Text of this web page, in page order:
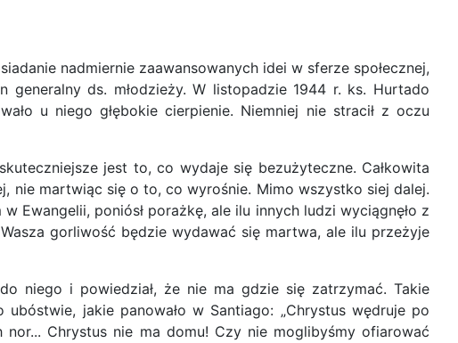
nadmiernie zaawansowanych idei w sferze społecznej,
ds. młodzieży. W listopadzie 1944 r. ks. Hurtado
u niego głębokie cierpienie. Niemniej nie stracił z oczu
jest to, co wydaje się bezużyteczne. Całkowita
nie martwiąc się o to, co wyrośnie. Mimo wszystko siej dalej.
Ewangelii, poniósł porażkę, ale ilu innych ludzi wyciągnęło z
gorliwość będzie wydawać się martwa, ale ilu przeżyje
niego i powiedział, że nie ma gdzie się zatrzymać. Takie
jakie panowało w Santiago: „Chrystus wędruje po
Chrystus nie ma domu! Czy nie moglibyśmy ofiarować